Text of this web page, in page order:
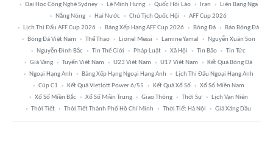
Đại Học Công Nghệ Sydney
Lê Minh Hưng Quốc Hội Lào Iran
Liên Bang Nga
Nắng Nóng
Hai Nước Chủ Tịch Quốc Hội
AFF Cup 2026
Lịch Thi Đấu AFF Cup 2026
Bảng Xếp Hạng AFF Cup 2026 Bóng Đá
Báo Bóng Đá
Bóng Đá Việt Nam
Thể Thao Lionel Messi Lamine Yamal
Nguyễn Xuân Son
Nguyễn Đình Bắc
Tin Thế Giới Pháp Luật Xã Hội Tin Bão
Tin Tức
Giá Vàng
Tuyển Việt Nam U23 Việt Nam U17 Việt Nam
Kết Quả Bóng Đá
Ngoại Hạng Anh
Bảng Xếp Hạng Ngoại Hạng Anh
Lịch Thi Đấu Ngoại Hạng Anh
Cúp C1
Kết Quả Vietlott Power 6/55 Kết Quả Xổ Số
Xổ Số Miền Nam
Xổ Số Miền Bắc
Xổ Số Miền Trung Giao Thông Thời Sự
Lịch Vạn Niên
Thời Tiết
Thời Tiết Thành Phố Hồ Chí Minh Thời Tiết Hà Nội Giá Xăng Dầu